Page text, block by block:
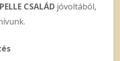
PELLE CSALÁD jóvoltából,